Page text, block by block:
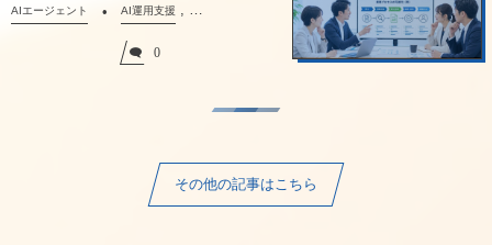
AIエージェント AI運用支援 , …
0
その他の記事はこちら